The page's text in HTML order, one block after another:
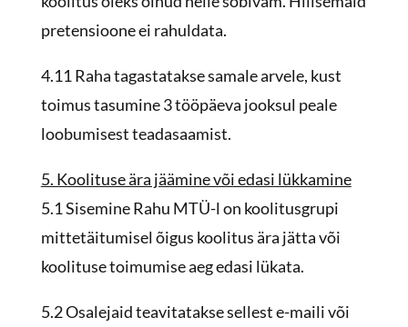
pretensioone ei rahuldata.
4.11 Raha tagastatakse samale arvele, kust
toimus tasumine 3 tööpäeva jooksul peale
loobumisest teadasaamist.
5. Koolituse ära jäämine või edasi lükkamine
5.1 Sisemine Rahu MTÜ-l on koolitusgrupi
mittetäitumisel õigus koolitus ära jätta või
koolituse toimumise aeg edasi lükata.
5.2 Osalejaid teavitatakse sellest e-maili või